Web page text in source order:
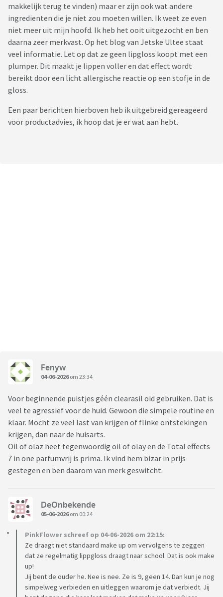
makkelijk terug te vinden) maar er zijn ook wat andere
ingredienten die je niet zou moeten willen. Ik weet ze even
niet meer uit mijn hoofd. Ik heb het ooit uitgezocht en ben
daarna zeer merkvast. Op het blog van Jetske Ultee staat
veel informatie. Let op dat ze geen lipgloss koopt met een
plumper. Dit maakt je lippen voller en dat effect wordt
bereikt door een licht allergische reactie op een stofje in de
gloss.
Een paar berichten hierboven heb ik uitgebreid gereageerd
voor productadvies, ik hoop dat je er wat aan hebt.
Fenyw
04-06-2026om 23:34
Voor beginnende puistjes géén clearasil oid gebruiken. Dat is
veel te agressief voor de huid. Gewoon die simpele routine en
klaar. Mocht ze veel last van krijgen of flinke ontstekingen
krijgen, dan naar de huisarts.
Oil of olaz heet tegenwoordig oil of olay en de Total effects
7 in one parfumvrij is prima. Ik vind hem bizar in prijs
gestegen en ben daarom van merk geswitcht.
DeOnbekende
05-06-2026om 00:24
PinkFlower schreef op 04-06-2026 om 22:15:
Ze draagt niet standaard make up om vervolgens te zeggen
dat ze regelmatig lippgloss draagt naar school. Dat is ook make
up!
Jij bent de ouder he. Nee is nee. Ze is 9, geen 14. Dan kun je nog
simpelweg verbieden en uitleggen waarom je dat verbiedt. Jij